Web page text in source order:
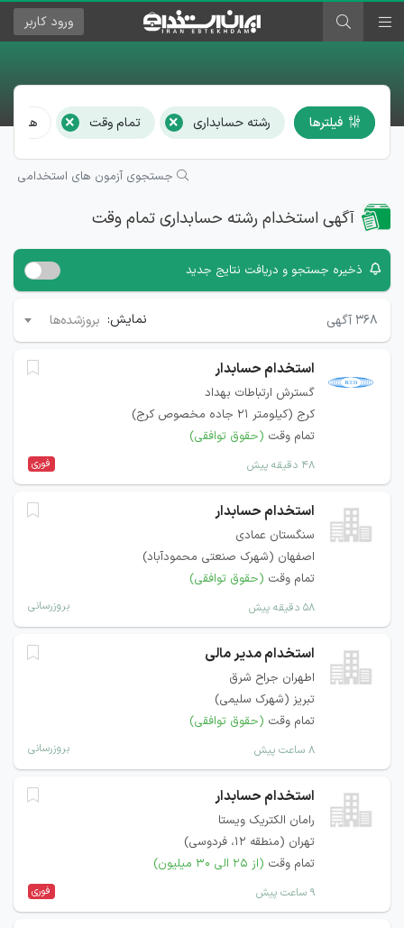
ورود کاربر
فیلترها رشته حسابداری × تمام وقت × همه
جستجوی آزمون های استخدامی
آگهی استخدام رشته حسابداری تمام وقت
ذخیره جستجو و دریافت نتایج جدید
۳۶۸ آگهی نمایش: بروزشده‌ها
استخدام حسابدار
گسترش ارتباطات بهداد
کرج (کیلومتر 21 جاده مخصوص کرج)
تمام وقت (حقوق توافقی)
۴۸ دقیقه پیش فوری
استخدام حسابدار
سنگستان عمادی
اصفهان (شهرک صنعتی محمودآباد)
تمام وقت (حقوق توافقی)
۵۸ دقیقه پیش بروزرسانی
استخدام مدیر مالی
اطهران جراح شرق
تبریز (شهرک سلیمی)
تمام وقت (حقوق توافقی)
۸ ساعت پیش بروزرسانی
استخدام حسابدار
رامان الکتریک ویستا
تهران (منطقه ۱۲، فردوسی)
تمام وقت (از ۲۵ الی ۳۰ میلیون)
۹ ساعت پیش فوری